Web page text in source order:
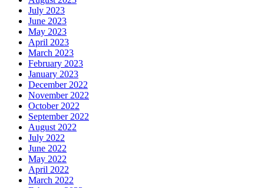
July 2023
June 2023
May 2023
April 2023
March 2023
February 2023
January 2023
December 2022
November 2022
October 2022
September 2022
August 2022
July 2022
June 2022
May 2022
April 2022
March 2022